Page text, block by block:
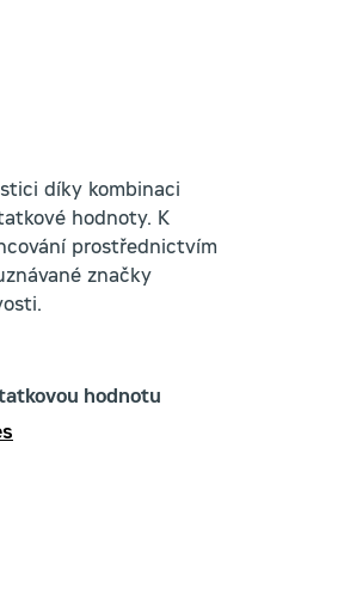
díky kombinaci
hodnoty. K
prostřednictvím
značky
hodnotu